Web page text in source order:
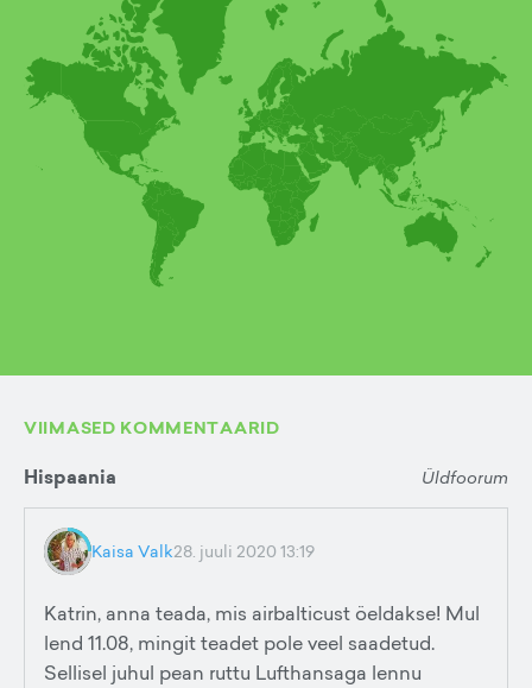
VIIMASED KOMMENTAARID
Hispaania Üldfoorum
Kaisa Valk28. juuli 2020 13:19
Katrin, anna teada, mis airbalticust öeldakse! Mul
lend 11.08, mingit teadet pole veel saadetud.
Sellisel juhul pean ruttu Lufthansaga lennu